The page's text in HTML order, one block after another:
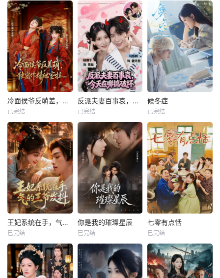
冷面侯爷反萌差，独宠作精继室啦
已完结
反派夫妻百事哀，今天在哪搞破坏
已完结
候冬症
已完结
王妃系统在手，气的王爷发抖
已完结
你是我的璀璨星辰
已完结
七零有点恬
已完结